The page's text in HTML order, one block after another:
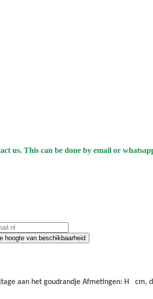
us. This can be done by email or
hoogte van beschikbaarheid
aan het goudrandje Afmetingen: H cm,